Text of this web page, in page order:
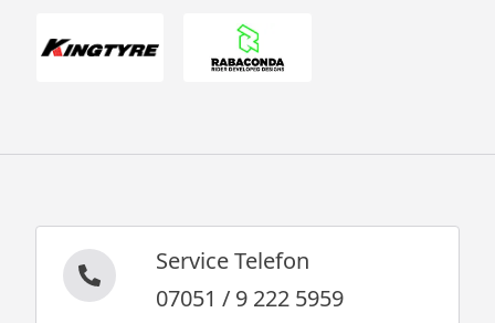
Service Telefon
07051 / 9 222 5959